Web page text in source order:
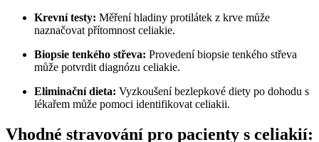
Krevní testy: Měření hladiny protilátek z krve může
naznačovat přítomnost celiakie.
Biopsie tenkého střeva: Provedení biopsie tenkého střeva
může potvrdit diagnózu celiakie.
Eliminační dieta: Vyzkoušení bezlepkové diety po dohodu s
lékařem může pomoci identifikovat celiakii.
Vhodné stravování pro pacienty s celiakií: